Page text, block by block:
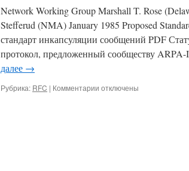
Network Working Group Marshall T. Rose
Stefferud (NMA) January 1985 Proposed
стандарт инкапсуляции сообщений PDF
протокол, предложенный сообществу
далее →
Рубрика: RFC | Комментарии котключены